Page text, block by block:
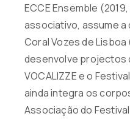
ECCE Ensemble
associativo, assume
Coral Vozes de Lisboa
desenvolve projectos
VOCALIZZE e o
ainda integra os
Associação do